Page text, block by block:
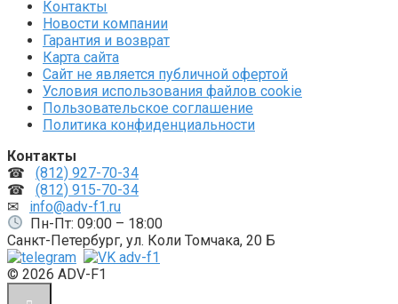
Контакты
Новости компании
Гарантия и возврат
Карта сайта
Сайт не является публичной офертой
Условия использования файлов cookie
Пользовательское соглашение
Политика конфиденциальности
Контакты
☎ (812) 927-70-34
☎ (812) 915-70-34
✉ info@adv-f1.ru
Пн-Пт: 09:00 – 18:00
Санкт-Петербург, ул. Коли Томчака, 20 Б
© 2026 ADV-F1